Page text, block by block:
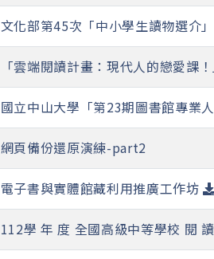
文化部第45次「中小學生讀物選介
「雲端閱讀計畫：現代人的戀愛課
國立中山大學「第23期圖書館專業
網頁備份還原演練-part2
電子書與實體館藏利用推廣工作坊
112學 年 度 全國高級中等學校 閱